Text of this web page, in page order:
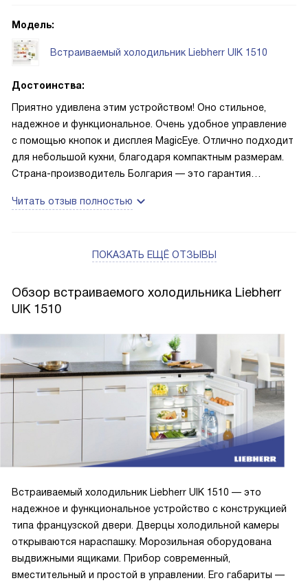
Модель:
Встраиваемый холодильник Liebherr UIK 1510
Достоинства:
Приятно удивлена этим устройством! Оно стильное,
надежное и функциональное. Очень удобное управление
с помощью кнопок и дисплея MagicEye. Отлично подходит
для небольшой кухни, благодаря компактным размерам.
Страна-производитель Болгария — это гарантия
Читать отзыв полностью
ПОКАЗАТЬ ЕЩЁ ОТЗЫВЫ
Обзор встраиваемого холодильника Liebherr
UIK 1510
Встраиваемый холодильник Liebherr UIK 1510 — это
надежное и функциональное устройство с конструкцией
типа французской двери. Дверцы холодильной камеры
открываются нараспашку. Морозильная оборудована
выдвижными ящиками. Прибор современный,
вместительный и простой в управлении. Его габариты —